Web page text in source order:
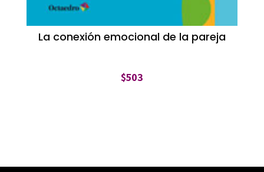
La conexión emocional de la pareja
$503